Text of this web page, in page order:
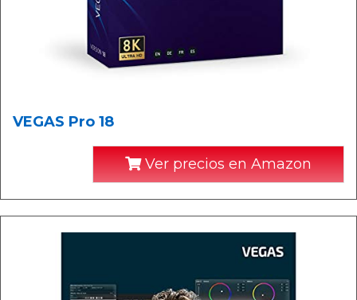
VEGAS Pro 18
Ver precios en Amazon